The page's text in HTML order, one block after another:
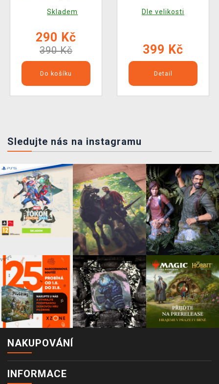
Skladem
290 Kč
390 Kč
Do košíku
Dle velikosti
399 Kč
Detail
Sledujte nás na instagramu
NAKUPOVÁNÍ
INFORMACE